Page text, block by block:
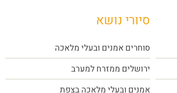
סיורי נושא
סוחרים אמנים ובעלי מלאכה
ירושלים ממזרח למערב
אמנים ובעלי מלאכה בצפת